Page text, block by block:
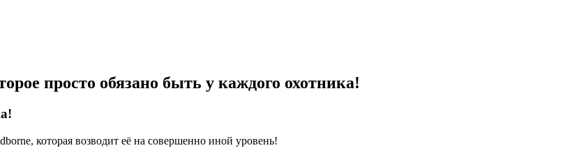
просто обязано быть у каждого охотника!
которая возводит её на совершенно иной уровень!